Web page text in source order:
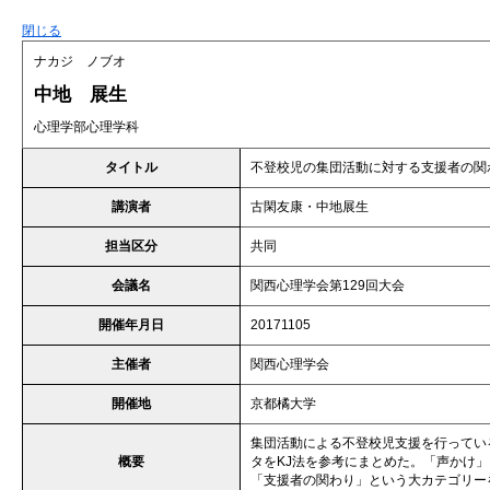
閉じる
ナカジ ノブオ
中地 展生
心理学部心理学科
タイトル 不登校児の集団活動に対する支援者の関
講演者 古閑友康・中地展生
担当区分 共同
会議名 関西心理学会第129回大会
開催年月日 20171105
主催者 関西心理学会
開催地 京都橘大学
概要
集団活動による不登校児支援を行って
タをKJ法を参考にまとめた。「声かけ
「支援者の関わり」という大カテゴリ